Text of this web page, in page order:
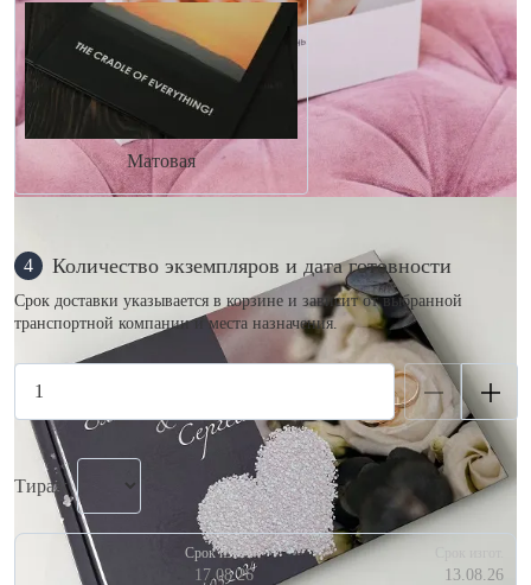
Матовая
4 Количество экземпляров и дата готовности
Срок доставки указывается в корзине и зависит от выбранной
транспортной компании и места назначения.
Тираж
Срок изгот.
17.08.26 13.08.26